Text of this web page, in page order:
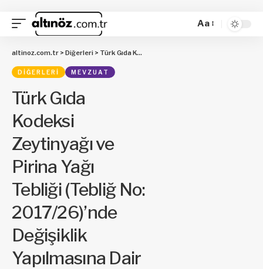
Aa
altinoz.com.tr > Diğerleri > Türk Gıda Kodeksi Zeytinyağı ve Pirina Yağı Tebliği (Tebliğ No: 2017/26)’nde Değişiklik Yapılmasına Dair Tebliğ (No: 2023/23)
DIĞERLERI MEVZUAT
Türk Gıda
Kodeksi
Zeytinyağı ve
Pirina Yağı
Tebliği (Tebliğ No:
2017/26)’nde
Değişiklik
Yapılmasına Dair